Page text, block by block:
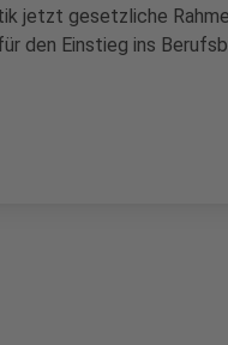
jetzt gesetzliche
den Einstieg ins